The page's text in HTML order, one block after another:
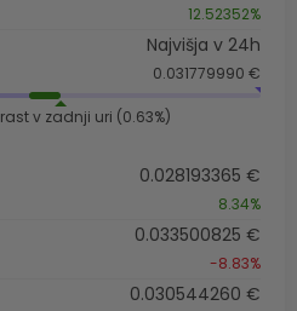
12.52352%
Najvišja v 24h
0.031779990 €
rast v zadnji uri (0.63%)
0.028193365 €
8.34%
0.033500825 €
-8.83%
0.030544260 €